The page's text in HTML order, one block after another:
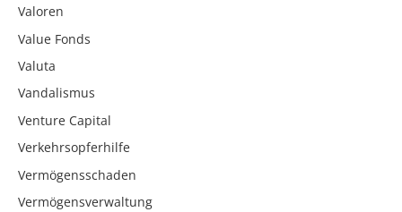
Valoren
Value Fonds
Valuta
Vandalismus
Venture Capital
Verkehrsopferhilfe
Vermögensschaden
Vermögensverwaltung